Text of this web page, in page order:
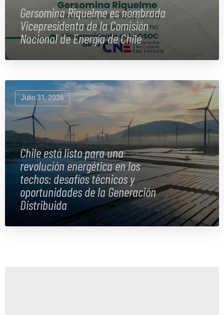
Gersomina Riquelme es nombrada
Vicepresidenta de la Comisión
Nacional de Energía de Chile
Julio 31, 2026
Chile está listo para una
revolución energética en los
techos: desafíos técnicos y
oportunidades de la Generación
Distribuida